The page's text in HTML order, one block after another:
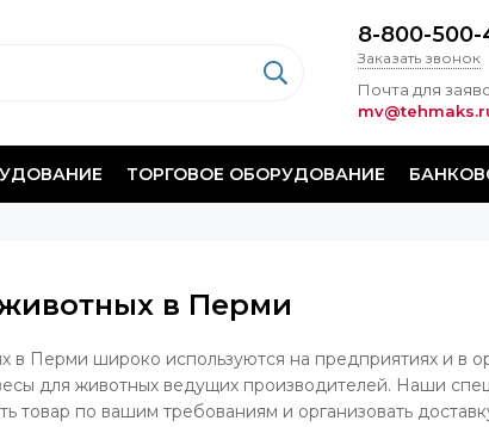
8-800-500-
Заказать звонок
Почта для
ТОРГОВОЕ ОБОРУДОВАНИЕ
в Перми
в Перми широко используются на предприятиях и в
для животных ведущих производителей. Наши
товар по вашим требованиям и организовать